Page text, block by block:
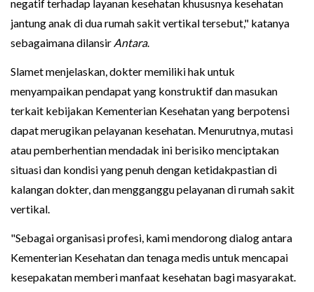
negatif terhadap layanan kesehatan khususnya kesehatan
jantung anak di dua rumah sakit vertikal tersebut," katanya
sebagaimana dilansir Antara.
Slamet menjelaskan, dokter memiliki hak untuk
menyampaikan pendapat yang konstruktif dan masukan
terkait kebijakan Kementerian Kesehatan yang berpotensi
dapat merugikan pelayanan kesehatan. Menurutnya, mutasi
atau pemberhentian mendadak ini berisiko menciptakan
situasi dan kondisi yang penuh dengan ketidakpastian di
kalangan dokter, dan mengganggu pelayanan di rumah sakit
vertikal.
"Sebagai organisasi profesi, kami mendorong dialog antara
Kementerian Kesehatan dan tenaga medis untuk mencapai
kesepakatan memberi manfaat kesehatan bagi masyarakat.